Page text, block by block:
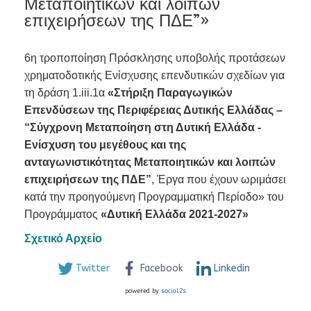
Μεταποιητικών και λοιπών
επιχειρήσεων της ΠΔΕ”»
6η τροποποίηση Πρόσκλησης υποβολής προτάσεων
χρηματοδοτικής Ενίσχυσης επενδυτικών σχεδίων για
τη δράση 1.iii.1α «Στήριξη Παραγωγικών
Επενδύσεων της Περιφέρειας Δυτικής Ελλάδας –
“Σύγχρονη Μεταποίηση στη Δυτική Ελλάδα -
Ενίσχυση του μεγέθους και της
ανταγωνιστικότητας Μεταποιητικών και λοιπών
επιχειρήσεων της ΠΔΕ”, Έργα που έχουν ωριμάσει
κατά την προηγούμενη Προγραμματική Περίοδο» του
Προγράμματος «Δυτική Ελλάδα 2021-2027»
Σχετικό Αρχείο
Twitter Facebook Linkedin
powered by social2s